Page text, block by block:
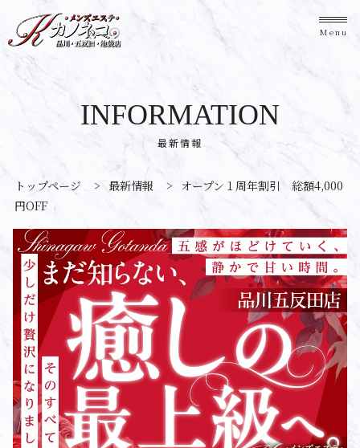
Menu
最新情報
INFORMATION
トップページ > 最新情報 > オープン１周年割引 総額4,000
円OFF